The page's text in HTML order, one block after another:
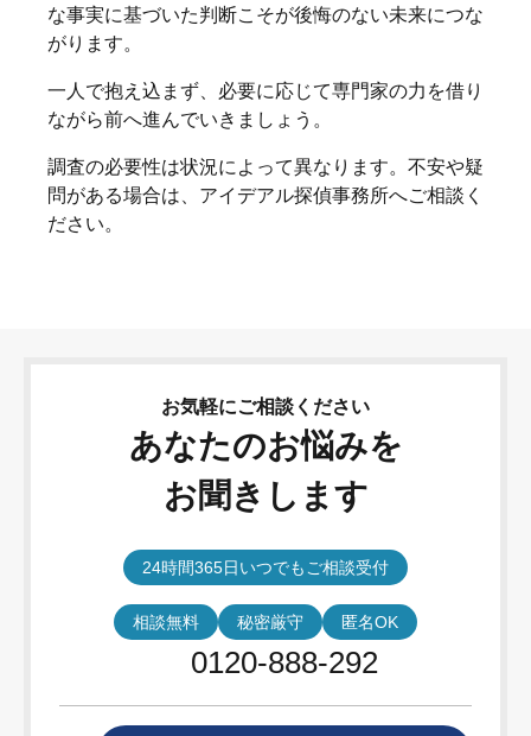
な事実に基づいた判断こそが後悔のない未来につな
がります。
一人で抱え込まず、必要に応じて専門家の力を借り
ながら前へ進んでいきましょう。
調査の必要性は状況によって異なります。不安や疑
問がある場合は、アイデアル探偵事務所へご相談く
ださい。
お気軽にご相談ください
あなたのお悩みを
お聞きします
24時間365日いつでもご相談受付
相談無料 秘密厳守 匿名OK
0120-888-292